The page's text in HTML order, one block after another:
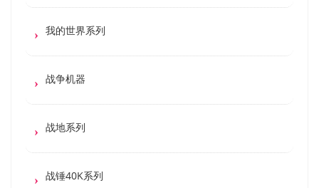
我的世界系列
战争机器
战地系列
战锤40K系列